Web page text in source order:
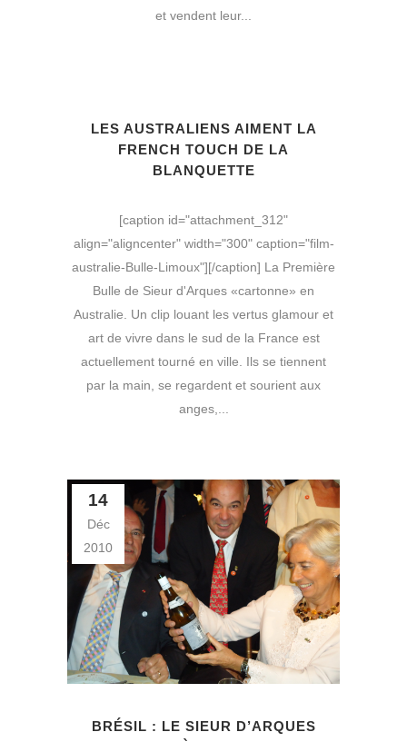
et vendent leur...
LES AUSTRALIENS AIMENT LA
FRENCH TOUCH DE LA
BLANQUETTE
[caption id="attachment_312"
align="aligncenter" width="300" caption="film-
australie-Bulle-Limoux"][/caption] La Première
Bulle de Sieur d'Arques «cartonne» en
Australie. Un clip louant les vertus glamour et
art de vivre dans le sud de la France est
actuellement tourné en ville. Ils se tiennent
par la main, se regardent et sourient aux
anges,...
14
Déc
2010
BRÉSIL : LE SIEUR D’ARQUES